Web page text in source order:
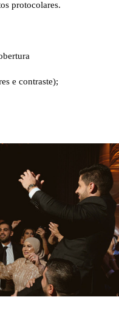
protocolares.
e contraste);